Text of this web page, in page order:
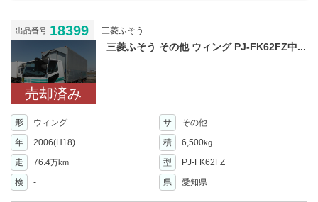
出品番号 18399 三菱ふそう
売却済み
三菱ふそう その他 ウィング PJ-FK62FZ中...
形 ウィング サ
その他
年
2006(H18) 積 6,500kg
走 76.4万km 型
PJ-FK62FZ
検
- 県 愛知県